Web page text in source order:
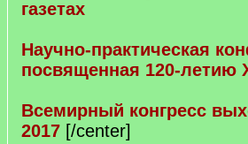
газетах
Научно-практическая
посвященная 120-летию
Всемирный конгресс
2017 [/center]